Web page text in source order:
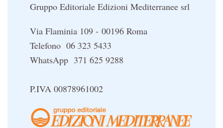
Gruppo Editoriale Edizioni Mediterranee srl
Via Flaminia 109 - 00196 Roma
Telefono 06 323 5433
WhatsApp 371 625 9288
P.IVA 00878961002